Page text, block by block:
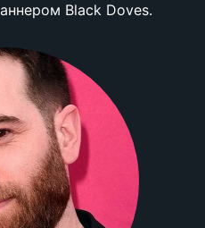
Black Doves.